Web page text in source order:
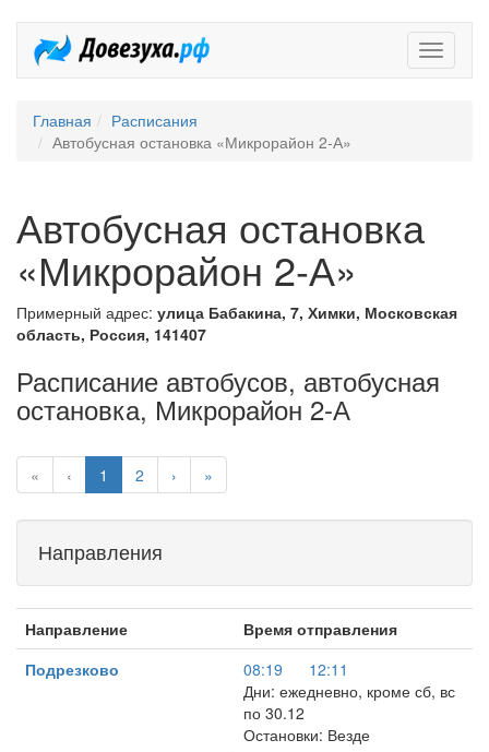
Главная
Расписания
Автобусная остановка «Микрорайон 2-А»
Автобусная остановка
«Микрорайон 2-А»
Примерный адрес: улица Бабакина, 7, Химки, Московская
область, Россия, 141407
Расписание автобусов, автобусная
остановка, Микрорайон 2-А
« ‹ 1 2 › »
Направления
Направление
Время отправления
Подрезково
08:19
12:11
Дни: ежедневно, кроме сб, вс
по 30.12
Остановки: Везде